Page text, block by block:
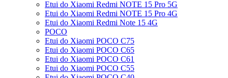
Etui do Xiaomi Redmi NOTE 15 Pro 5G
Etui do Xiaomi Redmi NOTE 15 Pro 4G
Etui do Xiaomi Redmi Note 15 4G
POCO
Etui do Xiaomi POCO C75
Etui do Xiaomi POCO C65
Etui do Xiaomi POCO C61
Etui do Xiaomi POCO C55